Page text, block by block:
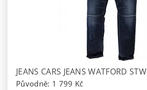
JEANS CARS JEANS WATFORD STW
Původně: 1 799 Kč